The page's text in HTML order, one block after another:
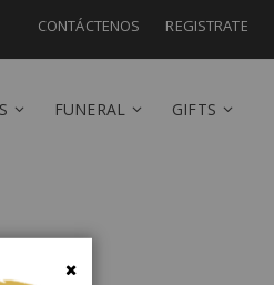
CONTÁCTENOS REGISTRATE
FUNERAL GIFTS